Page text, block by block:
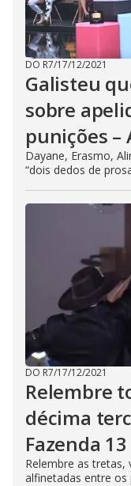
DO R7/17/12/2021
Galisteu
sobre
punições –
Dayane, Erasmo,
“dois dedos de
DO R7/17/12/2021
Relembre
décima
Fazenda 13
Relembre as tretas,
alfinetadas entre os